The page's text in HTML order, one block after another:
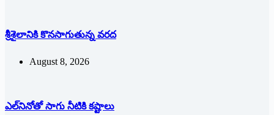
శ్రీశైలానికి కొనసాగుతున్న వరద
August 8, 2026
ఎల్‌నినోతో సాగు నీటికి కష్టాలు